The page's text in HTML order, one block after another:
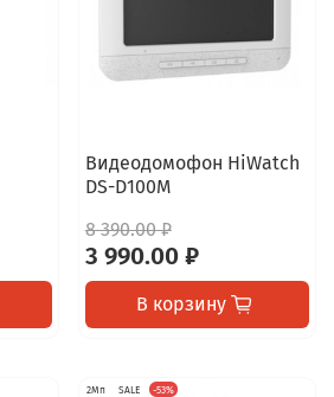
Видеодомофон HiWatch
DS-D100M
8 390.00 ₽
3 990.00 ₽
В корзину
2Мп SALE -53%